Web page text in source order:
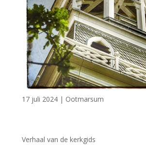
17 juli 2024| Ootmarsum
Verhaal van de kerkgids